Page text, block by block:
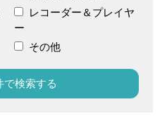
レコーダー＆プレイヤ
ー
その他